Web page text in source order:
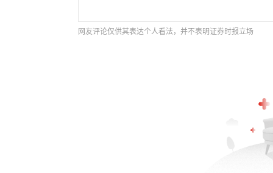
网友评论仅供其表达个人看法，并不表明证券时报立场